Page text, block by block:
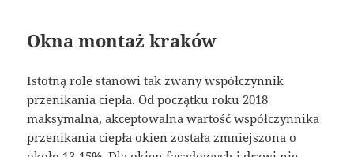
Okna montaż kraków
Istotną role stanowi tak zwany współczynnik
przenikania ciepła. Od początku roku 2018
maksymalna, akceptowalna wartość współczynnika
przenikania ciepła okien została zmniejszona o